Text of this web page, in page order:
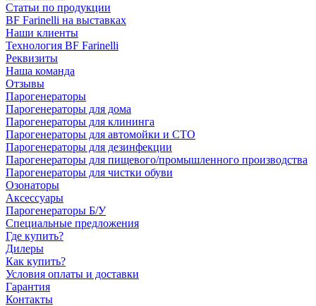
Статьи по продукции
BF Farinelli на выставках
Наши клиенты
Технология BF Farinelli
Реквизиты
Наша команда
Отзывы
Парогенераторы
Парогенераторы для дома
Парогенераторы для клининга
Парогенераторы для автомойки и СТО
Парогенераторы для дезинфекции
Парогенераторы для пищевого/промышленного производства
Парогенераторы для чистки обуви
Озонаторы
Аксессуары
Парогенераторы Б/У
Специальные предложения
Где купить?
Дилеры
Как купить?
Условия оплаты и доставки
Гарантия
Контакты